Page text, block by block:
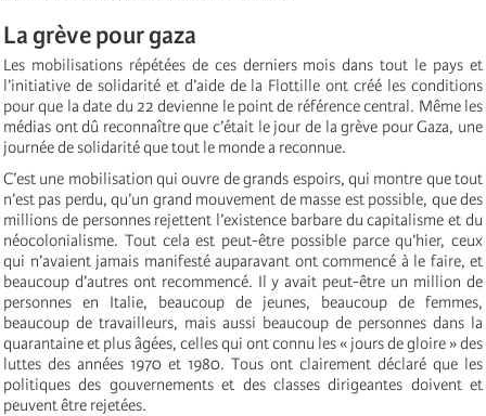
La grève pour gaza
Les mobilisations répétées de ces derniers mois dans tout le pays et
l’initiative de solidarité et d’aide de la Flottille ont créé les conditions
pour que la date du 22 devienne le point de référence central. Même les
médias ont dû reconnaître que c’était le jour de la grève pour Gaza, une
journée de solidarité que tout le monde a reconnue.
C’est une mobilisation qui ouvre de grands espoirs, qui montre que tout
n’est pas perdu, qu’un grand mouvement de masse est possible, que des
millions de personnes rejettent l’existence barbare du capitalisme et du
néocolonialisme. Tout cela est peut-être possible parce qu’hier, ceux
qui n’avaient jamais manifesté auparavant ont commencé à le faire, et
beaucoup d’autres ont recommencé. Il y avait peut-être un million de
personnes en Italie, beaucoup de jeunes, beaucoup de femmes,
beaucoup de travailleurs, mais aussi beaucoup de personnes dans la
quarantaine et plus âgées, celles qui ont connu les « jours de gloire » des
luttes des années 1970 et 1980. Tous ont clairement déclaré que les
politiques des gouvernements et des classes dirigeantes doivent et
peuvent être rejetées.